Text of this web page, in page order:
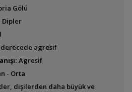
Benitochromis
Gölü
Dipler
agresif
Agresif
- Orta
dişilerden daha büyük ve